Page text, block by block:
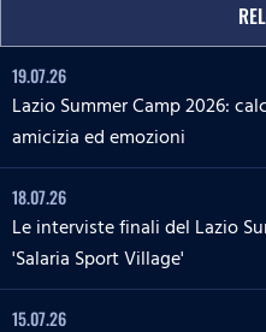
19.07.26
Lazio Summer Camp 2026:
amicizia ed emozioni
18.07.26
Le interviste finali del Lazio
'Salaria Sport Village'
15.07.26